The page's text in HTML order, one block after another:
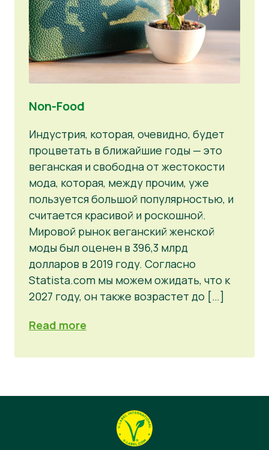
Non-Food
Индустрия, которая, очевидно, будет
процветать в ближайшие годы — это
веганская и свободна от жестокости
мода, которая, между прочим, уже
пользуется большой популярностью, и
считается красивой и роскошной.
Мировой рынок веганский женской
моды был оценен в 396,3 млрд
долларов в 2019 году. Согласно
Statista.com мы можем ожидать, что к
2027 году, он также возрастет до […]
Read more